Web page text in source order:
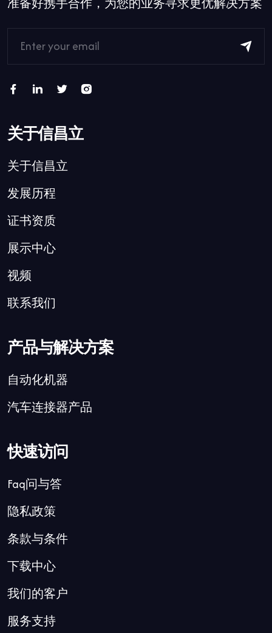
关于信昌立
关于信昌立
发展历程
证书资质
展示中心
视频
联系我们
产品与解决方案
自动化机器
汽车连接器产品
快速访问
Faq问与答
隐私政策
条款与条件
下载中心
我们的客户
服务支持